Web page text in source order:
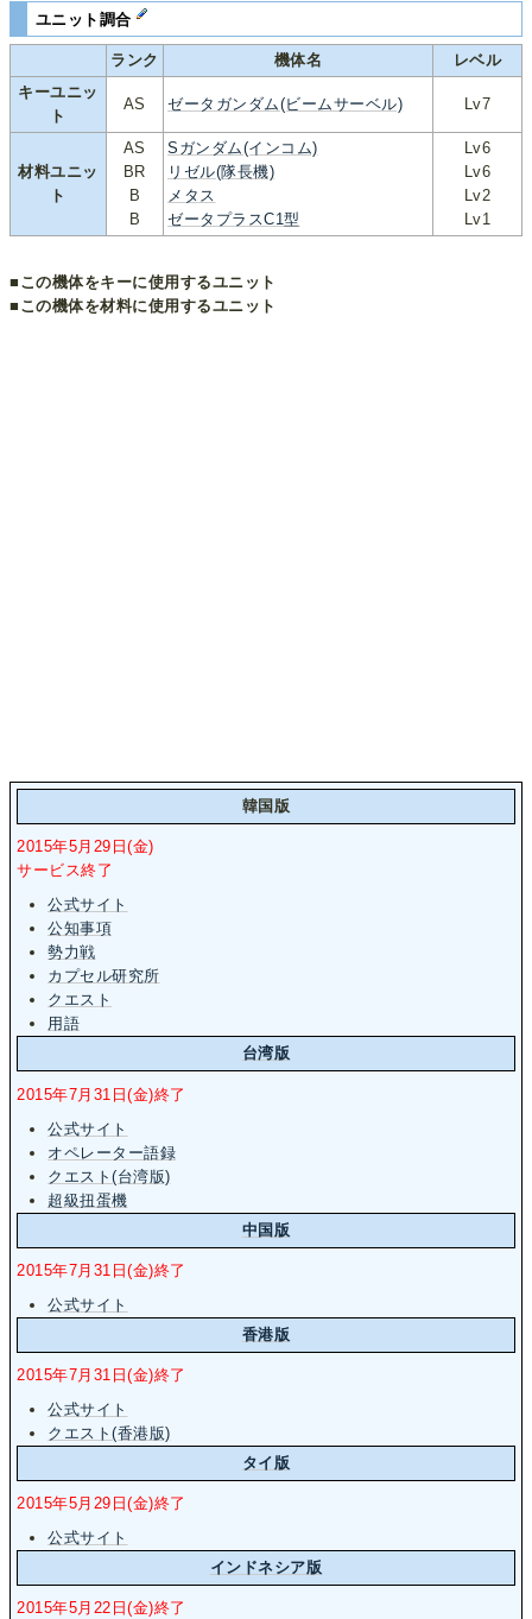
ユニット調合
ランク 機体名
レベル
キーユニッ
ト
AS ゼータガンダム(ビームサーベル) Lv7
材料ユニッ
ト
AS
BR
B
B
Sガンダム(インコム)
リゼル(隊長機)
メタス
ゼータプラスC1型
Lv6
Lv6
Lv2
Lv1
■この機体をキーに使用するユニット
■この機体を材料に使用するユニット
韓国版
2015年5月29日(金)
サービス終了
公式サイト
公知事項
勢力戦
カプセル研究所
クエスト
用語
台湾版
2015年7月31日(金)終了
公式サイト
オペレーター語録
クエスト(台湾版)
超級扭蛋機
中国版
2015年7月31日(金)終了
公式サイト
香港版
2015年7月31日(金)終了
公式サイト
クエスト(香港版)
タイ版
2015年5月29日(金)終了
公式サイト
インドネシア版
2015年5月22日(金)終了